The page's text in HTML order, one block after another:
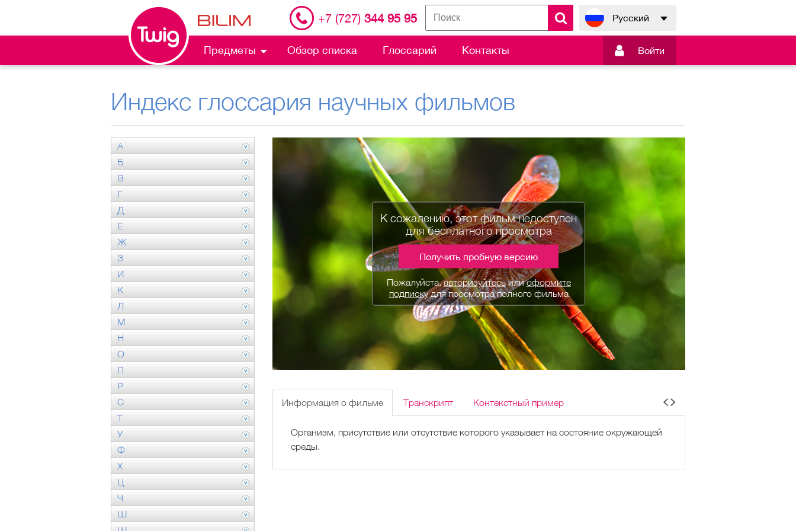
+7 (727) 344 95 95 Русский
Предметы Обзор списка Глоссарий Контакты  Войти
Индекс глоссария научных фильмов
А
Б
В
Г
Д
Е
Ж
З
И
К
Л
М
Н
О
П
Р
С
Т
У
Ф
Х
Ц
Ч
Ш
К сожалению, этот фильм недоступен
для бесплатного просмотра
Получить пробную версию
Пожалуйста,авторизуйтесьилиоформите
подпискудля просмотра полного фильма
Информация о фильме Транскрипт Контекстный пример
Организм, присутствие или отсутствие которого указывает на состояние окружающей
среды.